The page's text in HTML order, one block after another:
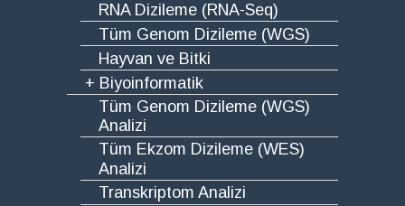
RNA Dizileme (RNA-Seq)
Tüm Genom Dizileme (WGS)
Hayvan ve Bitki
+ Biyoinformatik
Tüm Genom Dizileme (WGS)
Analizi
Tüm Ekzom Dizileme (WES)
Analizi
Transkriptom Analizi